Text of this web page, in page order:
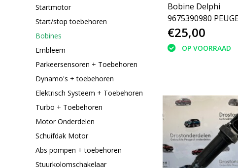
Startmotor
Start/stop toebehoren
Bobines
Embleem
Parkeersensoren + Toebehoren
Dynamo's + toebehoren
Elektrisch Systeem + Toebehoren
Turbo + Toebehoren
Motor Onderdelen
Schuifdak Motor
Abs pompen + toebehoren
Stuurkolomschakelaar
Bobine Delphi
9675390980
308 T9 1.2 thp
€25,00
OP VOORRAAD